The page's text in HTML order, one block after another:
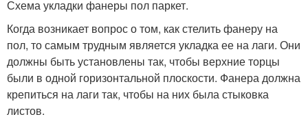
Схема укладки фанеры пол паркет.
Когда возникает вопрос о том, как стелить фанеру на
пол, то самым трудным является укладка ее на лаги. Они
должны быть установлены так, чтобы верхние торцы
были в одной горизонтальной плоскости. Фанера должна
крепиться на лаги так, чтобы на них была стыковка
листов.